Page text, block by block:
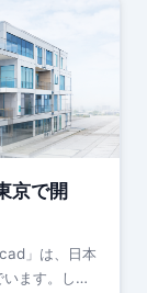
京で開
」は、日本
ます。しか